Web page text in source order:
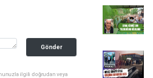
Gönder
ilgili doğrudan veya